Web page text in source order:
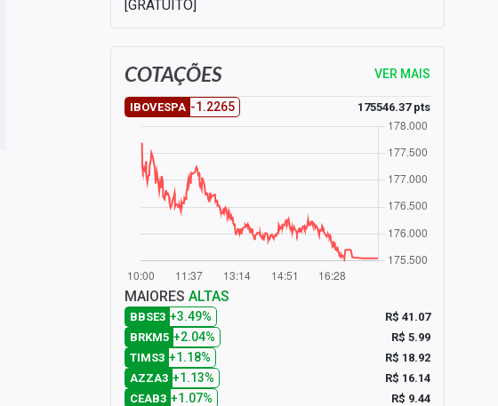
[GRATUITO]
COTAÇÕES VER MAIS
IBOVESPA -1.2265 175546.37 pts
MAIORES ALTAS
BBSE3 +3.49%
R$ 41.07
BRKM5 +2.04%
R$ 5.99
TIMS3 +1.18%
R$ 18.92
AZZA3 +1.13%
R$ 16.14
CEAB3 +1.07% R$ 9.44